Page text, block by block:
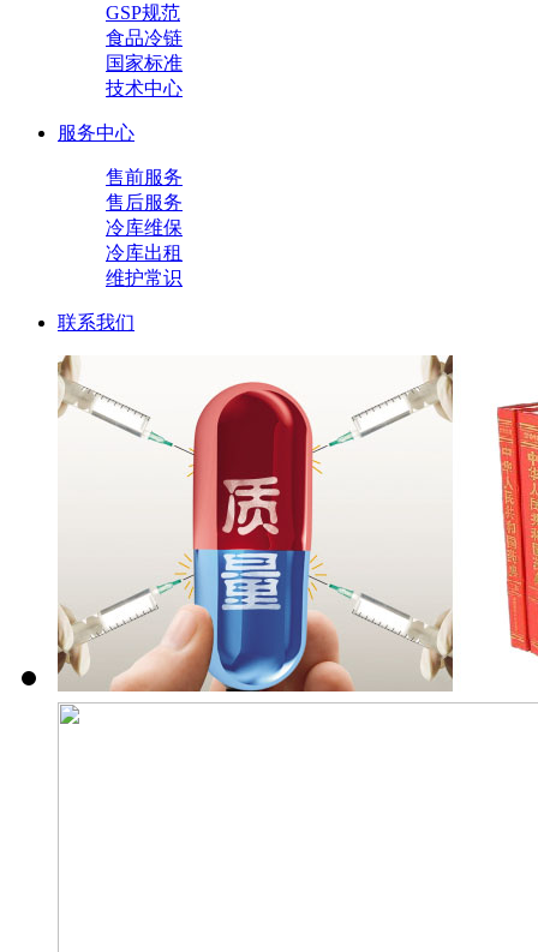
GSP规范
食品冷链
国家标准
技术中心
服务中心
售前服务
售后服务
冷库维保
冷库出租
维护常识
联系我们